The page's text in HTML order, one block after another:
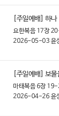
[주일예배] 하
요한복음 17장
2026-05-03 윤
[주일예배] 보
마태복음 6장
2026-04-26 윤